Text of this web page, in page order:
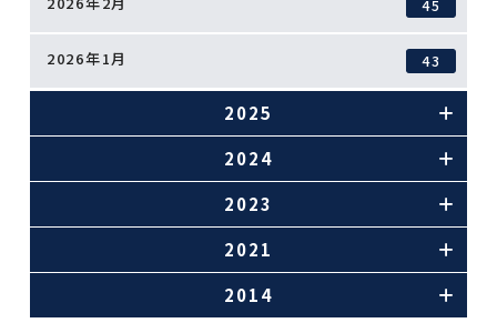
45
2026年1月 43
2025
2024
2023
2021
2014